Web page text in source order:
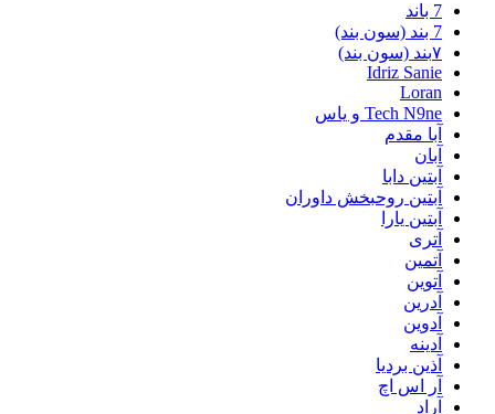
7 باند
7 بند (سون بند)
۷بند (سون بند)
Idriz Sanie
Loran
Tech N9ne و یاس
آبا مقدم
آبان
آبتین دابا
آبتین روحبخش داوران
آبتین یارا
آتری
آتمین
آتوین
آدرین
آدوین
آدینه
آذین بردیا
آر اس اچ
آراد